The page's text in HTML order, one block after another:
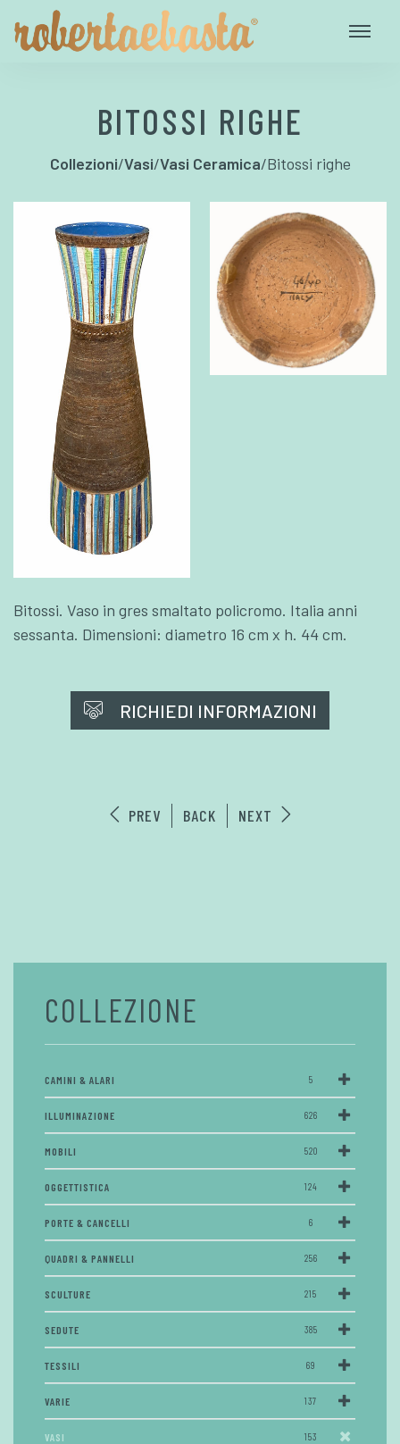
BITOSSI RIGHE
Collezioni/Vasi/Vasi Ceramica/Bitossi righe
Bitossi. Vaso in gres smaltato policromo. Italia anni
sessanta. Dimensioni: diametro 16 cm x h. 44 cm.
RICHIEDI INFORMAZIONI
PREV BACK NEXT
COLLEZIONE
CAMINI & ALARI 5
ILLUMINAZIONE 626
MOBILI 520
OGGETTISTICA 124
PORTE & CANCELLI 6
QUADRI & PANNELLI 256
SCULTURE 215
SEDUTE 385
TESSILI 69
VARIE 137
VASI 153